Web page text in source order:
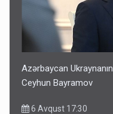
Azərbaycan
Ceyhun Bayramov
6 Avqust 17:30